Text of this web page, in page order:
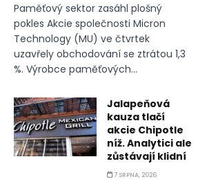
Paměťový sektor zasáhl plošný
pokles Akcie společnosti Micron
Technology (MU) ve čtvrtek
uzavřely obchodování se ztrátou 1,3
%. Výrobce paměťových...
Jalapeňová
kauza tlačí
akcie Chipotle
níž. Analytici ale
zůstávají klidní
7 SRPNA, 2026